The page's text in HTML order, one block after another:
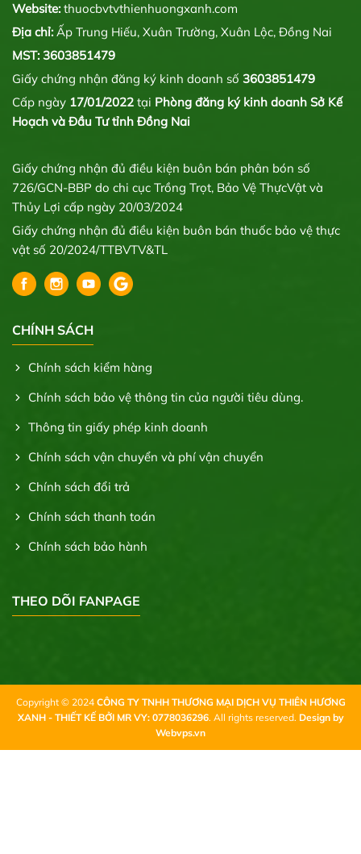
Website: thuocbvtvthienhuongxanh.com
Địa chỉ: Ấp Trung Hiếu, Xuân Trường, Xuân Lộc, Đồng Nai
MST: 3603851479
Giấy chứng nhận đăng ký kinh doanh số 3603851479
Cấp ngày 17/01/2022 tại Phòng đăng ký kinh doanh Sở Kế
Hoạch và Đầu Tư tỉnh Đồng Nai
Giấy chứng nhận đủ điều kiện buôn bán phân bón số
726/GCN-BBP do chi cục Trồng Trọt, Bảo Vệ ThựcVật và
Thủy Lợi cấp ngày 20/03/2024
Giấy chứng nhận đủ điều kiện buôn bán thuốc bảo vệ thực
vật số 20/2024/TTBVTV&TL
CHÍNH SÁCH
Chính sách kiểm hàng
Chính sách bảo vệ thông tin của người tiêu dùng.
Thông tin giấy phép kinh doanh
Chính sách vận chuyển và phí vận chuyển
Chính sách đổi trả
Chính sách thanh toán
Chính sách bảo hành
THEO DÕI FANPAGE
Copyright © 2024 CÔNG TY TNHH THƯƠNG MẠI DỊCH VỤ THIÊN HƯƠNG
XANH - THIẾT KẾ BỞI MR VY: 0778036296. All rights reserved. Design by
Webvps.vn